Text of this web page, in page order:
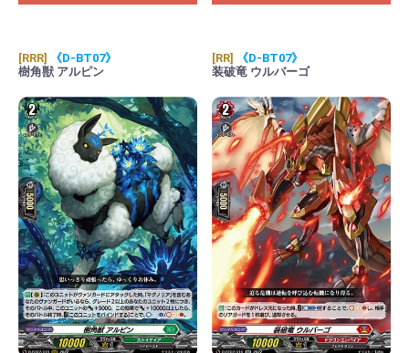
[RRR]
《D-BT07》
樹角獣 アルピン
[RR]
《D-BT07》
装破竜 ウルバーゴ